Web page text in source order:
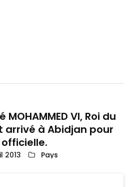
MOHAMMED VI, Roi du
arrivé à Abidjan pour
2013 Pays